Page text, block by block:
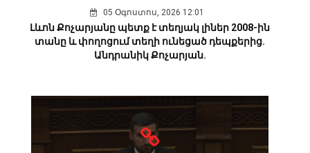
05 Օգոստոս, 2026 12:01
Լևոն Քոչարյանը պետք է տեղյակ լիներ 2008-ին
տանը և փողոցում տեղի ունեցած դեպքերից.
Անդրանիկ Քոչարյան.